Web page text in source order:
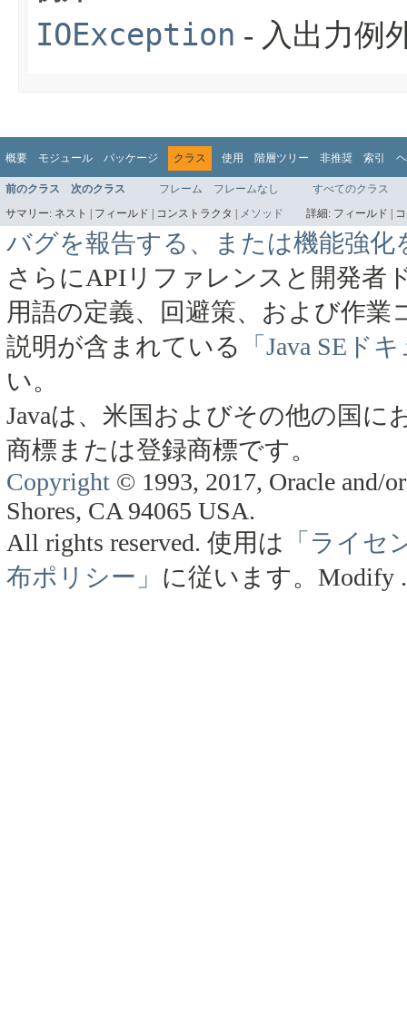
IOException - 入出力例
概要 モジュール パッケージ クラス 使用 階層ツリー 非推奨 索引
前のクラス 次のクラス フレーム フレームなし
すべてのクラス
サマリー: ネスト | フィールド | コンストラクタ | メソッド 詳細: フィールド |
バグを報告する、または機能強化
さらにAPIリファレンスと開発者
用語の定義、回避策、および作
説明が含まれている
「Java SEド
い。
Javaは、米国およびその他の国に
商標または登録商標です。
Copyright © 1993, 2017, Oracle and/
Shores, CA 94065 USA.
All rights reserved. 使用は 「ライセ
布ポリシー」 に従います。 Modify